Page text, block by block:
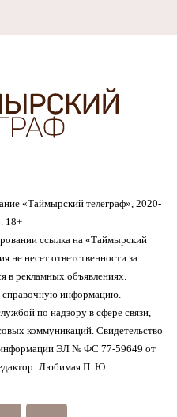
«Таймырский телеграф», 2020-
18+
ссылка на «Таймырский
не несет ответственности за
рекламных объявлениях.
справочную информацию.
по надзору в сфере связи,
коммуникаций. Свидетельство
информации ЭЛ № ФС 77-59649 от
Любимая П. Ю.